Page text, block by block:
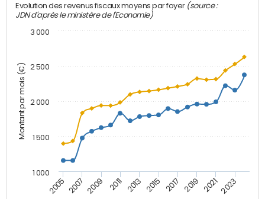
Montant par mois (€)
Evolution des revenus fiscaux moyens par foyer (source :
JDN d'après le ministère de l'Economie)
2005 2007 2009 2011 2013 2015 2017 2019 2021 2023
1 000
1 500
2 000
2 500
3 000